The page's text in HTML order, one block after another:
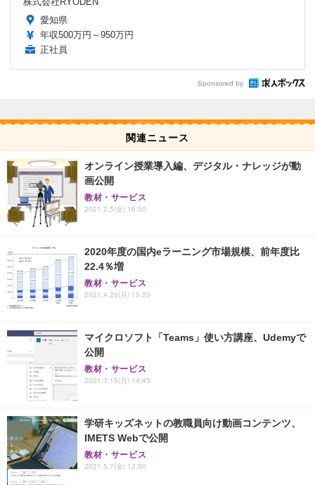
愛知県
年収500万円～950万円
正社員
Sponsored by
関連ニュース
オンライン授業導入編、デジタル・ナレッジが動
画公開
教材・サービス
2021.2.5(金) 16:50
2020年度の国内eラーニング市場規模、前年度比
22.4％増
教材・サービス
2021.4.26(月) 15:20
マイクロソフト「Teams」使い方講座、Udemyで
公開
教材・サービス
2021.3.15(月) 14:45
学研キッズネットの教職員向け動画コンテンツ、
IMETS Webで公開
教材・サービス
2021.5.7(金) 12:50